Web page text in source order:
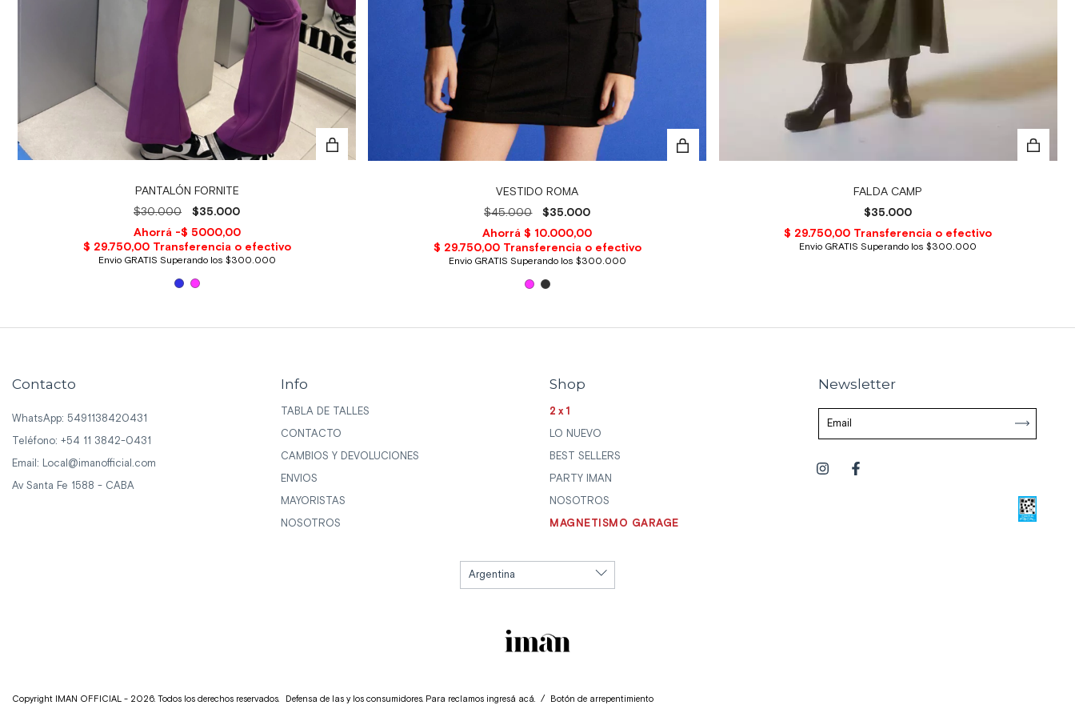
PANTALÓN FORNITE
$30.000
$35.000
VESTIDO ROMA
$45.000
$35.000
FALDA CAMP
$35.000
Contacto
WhatsApp: 5491138420431
Teléfono: +54 11 3842-0431
Email: Local@imanofficial.com
Av Santa Fe 1588 - CABA
Info
TABLA DE TALLES
CONTACTO
CAMBIOS Y DEVOLUCIONES
ENVIOS
MAYORISTAS
NOSOTROS
Shop
2x1
LO NUEVO
BEST SELLERS
PARTY IMAN
NOSOTROS
MAGNETISMO GARAGE
Newsletter
Copyright IMAN OFFICIAL - 2026. Todos los derechos reservados. Defensa de las y los consumidores. Para reclamos ingresá acá. / Botón de arrepentimiento